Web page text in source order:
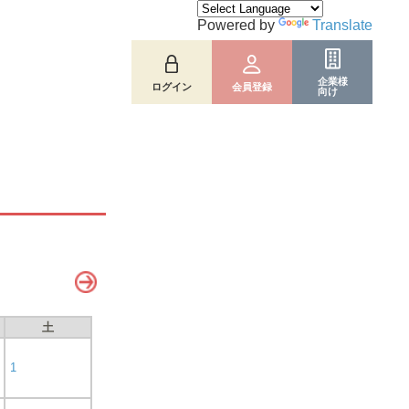
ログイン 会員登録
企業様
向け
Powered by Translate
土
1